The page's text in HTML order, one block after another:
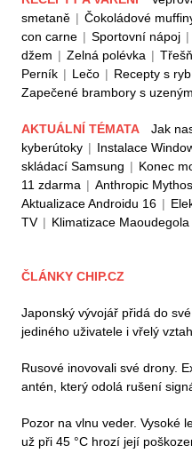
smetaně | Čokoládové
con carne | Sportovní nápoj |
džem | Zelná polévka |
Perník | Lečo | Recepty s
Zapečené brambory s uzeným
AKTUÁLNÍ TÉMATA Jak
kyberútoky | Instalace
skládací Samsung | Konec
11 zdarma | Anthropic Mythos
Aktualizace Androidu 16 |
TV | Klimatizace Maoudegola
ČLÁNKY CHIP.CZ
Japonský vývojář přidá do
jediného uživatele i vřelý
Rusové inovovali své drony.
antén, který odolá rušení
Pozor na vlnu veder. Vysoké
už při 45 °C hrozí její